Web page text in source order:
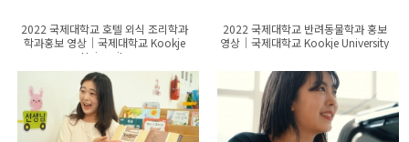
2022 국제대학교 호텔 외식 조리학과
학과홍보 영상│국제대학교 Kookje
University
2022 국제대학교 반려동물학과 홍보
영상│국제대학교 Kookje University